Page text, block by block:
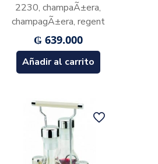
2230, champaÃ±era,
champagÃ±era, regent
₲639.000
Añadir al carrito